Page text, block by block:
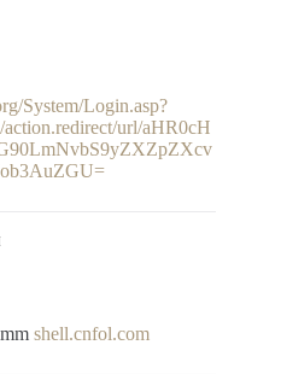
System/Login.asp?
url/aHR0cH
shell.cnfol.com